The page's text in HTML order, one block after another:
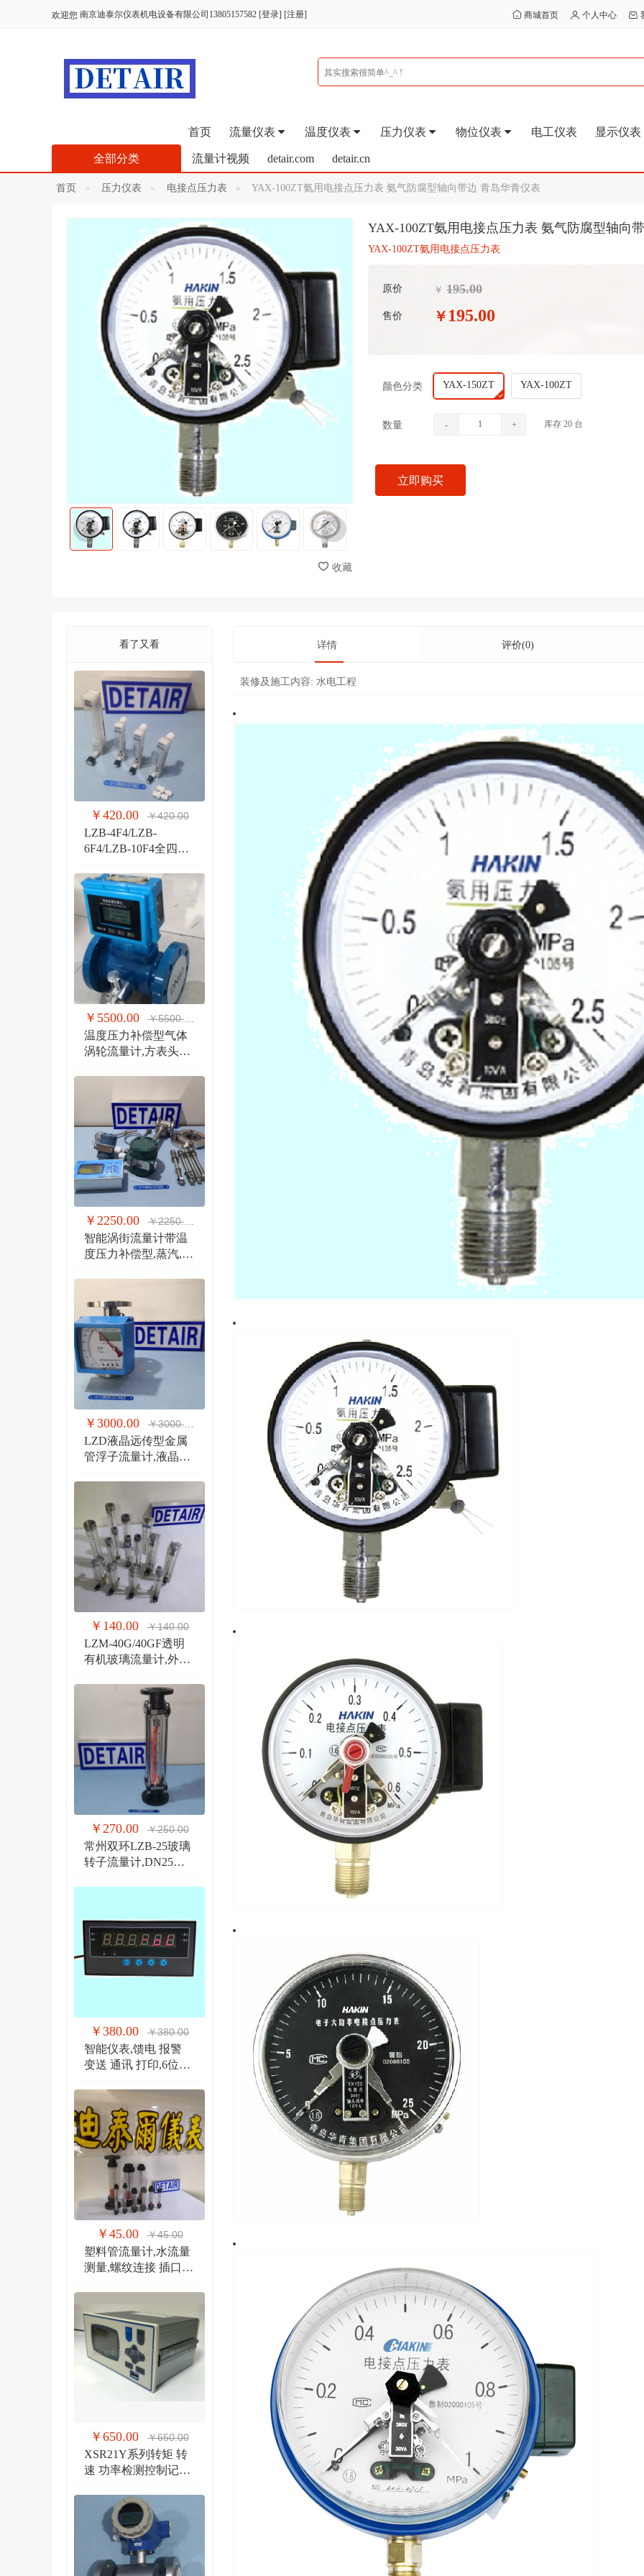
欢迎您 南京迪泰尔仪表机电设备有限公司13805157582 [登录] [注册] 商城首页 个人中心
首页 流量仪表 温度仪表 压力仪表 物位仪表 电工仪表 显示仪表
流量计视频 detair.com detair.cn
全部分类
首页 压力仪表 电接点压力表 YAX-100ZT氨用电接点压力表 氨气防腐型轴向带边 青岛华青仪表
收藏
YAX-100ZT氨用电接点压力表 氨气防腐型轴向
YAX-100ZT氨用电接点压力表
原价 ￥ 195.00
售价 ￥ 195.00
颜色分类 YAX-150ZT YAX-100ZT
数量 - + 库存 20 台
立即购买
看了又看
￥420.00 ￥420.00
LZB-4F4/LZB-
6F4/LZB-10F4全四氟
气体玻璃管PVDF流量
计
￥5500.00 ￥5500.00
温度压力补偿型气体
涡轮流量计,方表头防
￥2250.00 ￥2250.00
智能涡街流量计带温
度压力补偿型,蒸汽,气
￥3000.00 ￥3000.00
LZD液晶远传型金属
管浮子流量计,液晶显
￥140.00 ￥140.00
LZM-40G/40GF透明
有机玻璃流量计,外螺
￥270.00 ￥250.00
常州双环LZB-25玻璃
转子流量计,DN25法
￥380.00 ￥380.00
智能仪表,馈电 报警
变送 通讯 打印,6位显
￥45.00 ￥45.00
塑料管流量计,水流量
测量,螺纹连接 插口连
￥650.00 ￥650.00
XSR21Y系列转矩 转
速 功率检测控制记录
详情 评价(0)
装修及施工内容: 水电工程